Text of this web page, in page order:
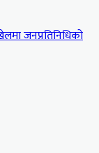
जनप्रतिनिधिको